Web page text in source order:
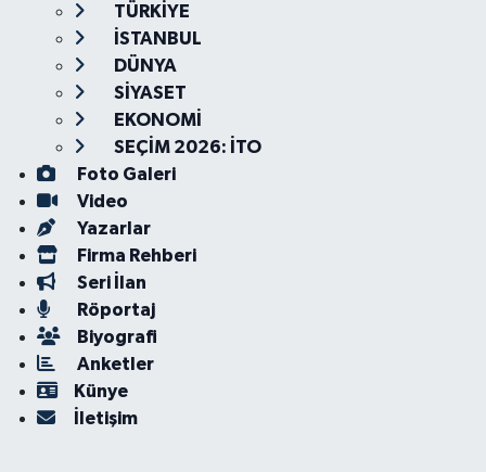
TÜRKİYE
İSTANBUL
DÜNYA
SİYASET
EKONOMİ
SEÇİM 2026: İTO
Foto Galeri
Video
Yazarlar
Firma Rehberi
Seri İlan
Röportaj
Biyografi
Anketler
Künye
İletişim